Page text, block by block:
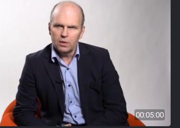
00:05:00